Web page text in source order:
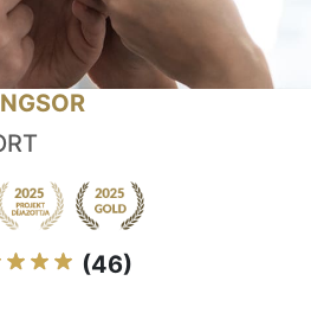
(46)